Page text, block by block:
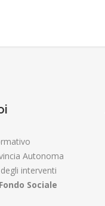
Autonoma
interventi
Fondo Sociale